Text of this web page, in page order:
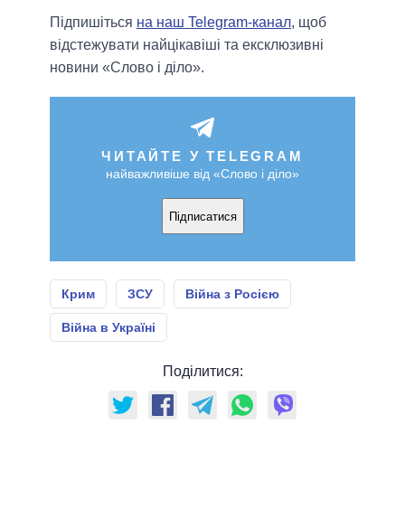
Підпишіться на наш Telegram-канал, щоб
відстежувати найцікавіші та ексклюзивні
новини «Слово і діло».
ЧИТАЙТЕ У TELEGRAM
найважливіше від «Слово і діло»
Підписатися
Крим ЗСУ Війна з Росією
Війна в Україні
Поділитися: